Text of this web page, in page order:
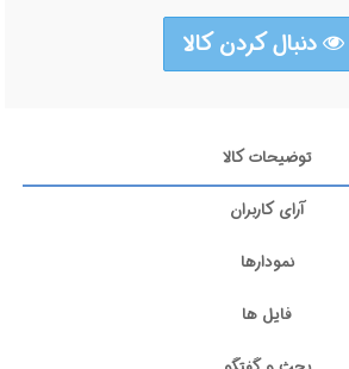
دنبال کردن کالا
توضیحات کالا
آرای کاربران
نمودارها
فایل ها